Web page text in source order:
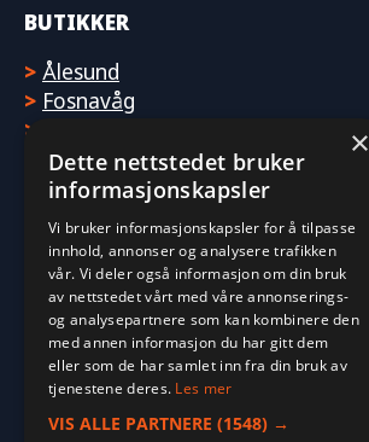
BUTIKKER
> Ålesund
> Fosnavåg
>
×
Dette nettstedet bruker
informasjonskapsler
Vi bruker informasjonskapsler for å tilpasse
innhold, annonser og analysere trafikken
vår. Vi deler også informasjon om din bruk
av nettstedet vårt med våre annonserings-
og analysepartnere som kan kombinere den
med annen informasjon du har gitt dem
eller som de har samlet inn fra din bruk av
tjenestene deres. Les mer
VIS ALLE PARTNERE (1548) →